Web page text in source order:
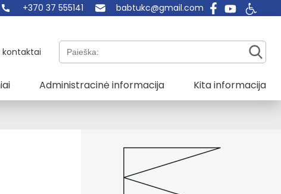
+370 37 555141 babtukc@gmail.com
kontaktai Paieška:
Administracinė informacija Kita informacija